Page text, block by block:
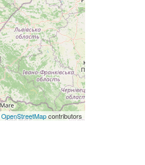
OpenStreetMapcontributors